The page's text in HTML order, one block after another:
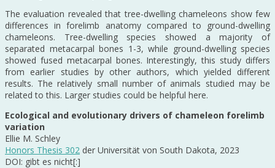
The evaluation revealed that tree-dwelling chameleons show few
differences in forelimb anatomy compared to ground-dwelling
chameleons. Tree-dwelling species showed a majority of
separated metacarpal bones 1-3, while ground-dwelling species
showed fused metacarpal bones. Interestingly, this study differs
from earlier studies by other authors, which yielded different
results. The relatively small number of animals studied may be
related to this. Larger studies could be helpful here.
Ecological and evolutionary drivers of chameleon forelimb
variation
Ellie M. Schley
Honors Thesis 302 der Universität von South Dakota, 2023
DOI: gibt es nicht[:]